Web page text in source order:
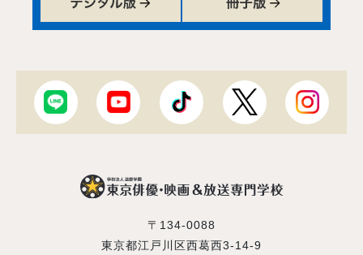
〒134-0088
東京都江戸川区西葛西3-14-9